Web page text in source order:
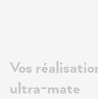
Vos
ultra-mate